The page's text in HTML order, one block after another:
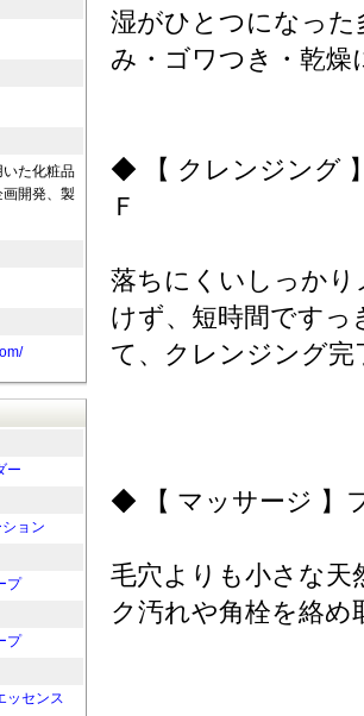
湿がひとつになった
み・ゴワつき・乾
◆ 【 クレンジング
Ｆ
落ちにくいしっか
けず、短時間です
て、クレンジング完
◆ 【 マッサージ 】
毛穴よりも小さな天
ク汚れや角栓を絡
いた化粧品
画開発、製
ー
ョン
プ
プ
ッセンス